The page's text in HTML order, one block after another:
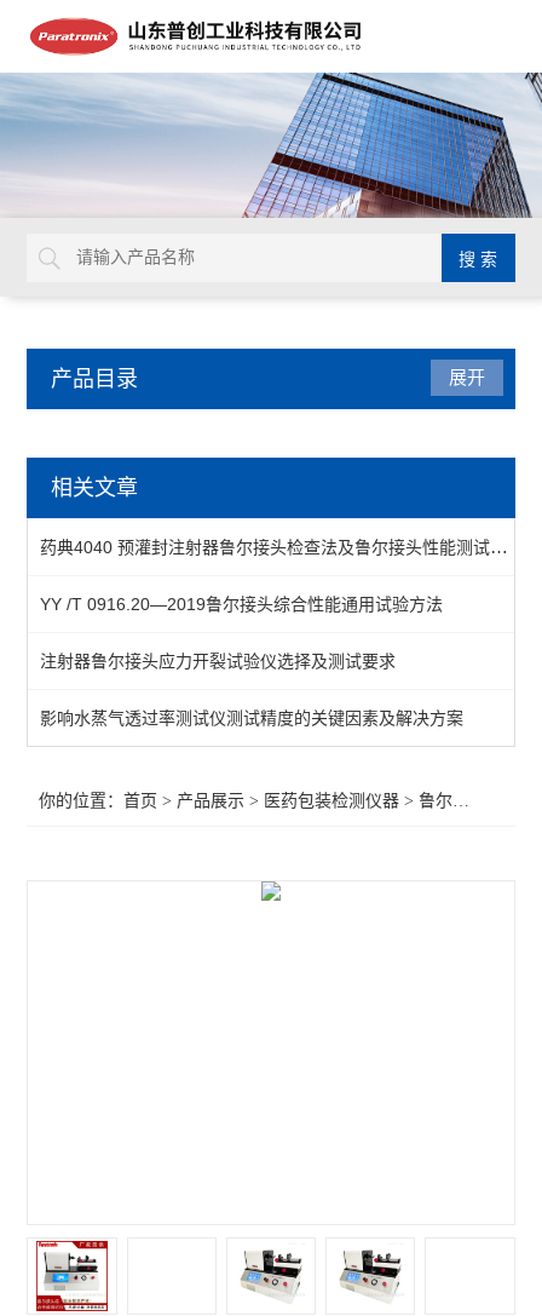
产品目录
牙本质片液压通透装置
染色仪
抗压性测试仪
鲁尔接头
注射器检测仪
医药包装测试仪
铝塑组合盖开启力测试仪
展开
相关文章
药典4040 预灌封注射器鲁尔接头检查法及鲁尔接头性能测试仪介绍
YY /T 0916.20—2019鲁尔接头综合性能通用试验方法
注射器鲁尔接头应力开裂试验仪选择及测试要求
影响水蒸气透过率测试仪测试精度的关键因素及解决方案
你的位置：首页 > 产品展示 > 医药包装检测仪器 >鲁尔接头